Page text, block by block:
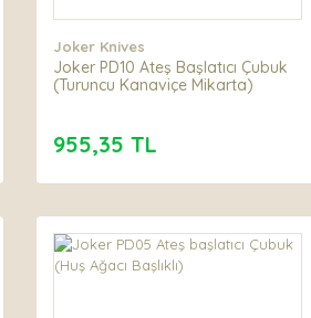
Joker Knives
Joker PD10 Ateş Başlatıcı Çubuk
(Turuncu Kanaviçe Mikarta)
955,35 TL